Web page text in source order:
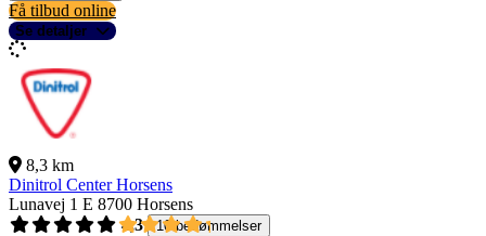
Få tilbud online
Se detaljer
8,3 km
Dinitrol Center Horsens
Lunavej 1 E 8700 Horsens
4,3
10 bedømmelser